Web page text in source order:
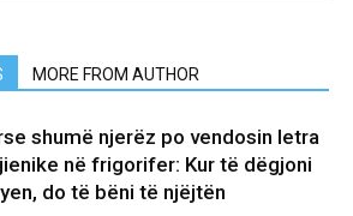
MORE FROM AUTHOR
shumë njerëz po vendosin letra
në frigorifer: Kur të dëgjoni
do të bëni të njëjtën